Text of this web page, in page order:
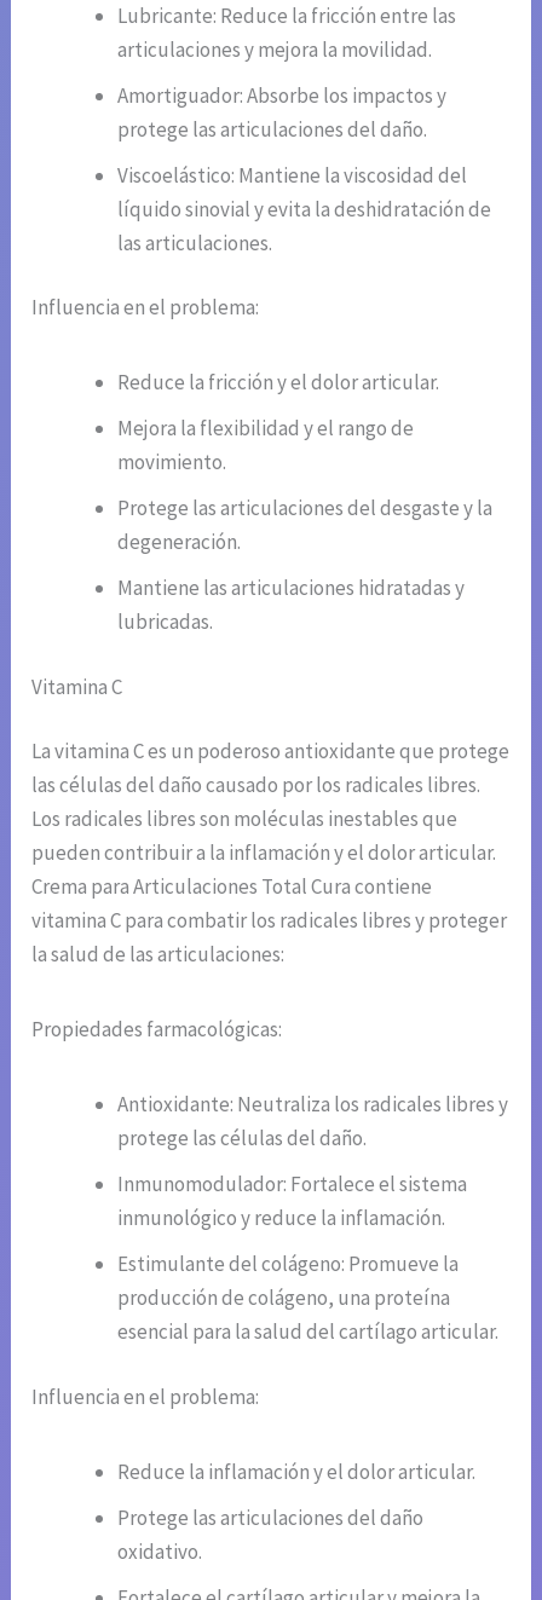
Lubricante: Reduce la fricción entre las
articulaciones y mejora la movilidad.
Amortiguador: Absorbe los impactos y
protege las articulaciones del daño.
Viscoelástico: Mantiene la viscosidad del
líquido sinovial y evita la deshidratación de
las articulaciones.
Influencia en el problema:
Reduce la fricción y el dolor articular.
Mejora la flexibilidad y el rango de
movimiento.
Protege las articulaciones del desgaste y la
degeneración.
Mantiene las articulaciones hidratadas y
lubricadas.
Vitamina C
La vitamina C es un poderoso antioxidante que protege
las células del daño causado por los radicales libres.
Los radicales libres son moléculas inestables que
pueden contribuir a la inflamación y el dolor articular.
Crema para Articulaciones Total Cura contiene
vitamina C para combatir los radicales libres y proteger
la salud de las articulaciones:
Propiedades farmacológicas:
Antioxidante: Neutraliza los radicales libres y
protege las células del daño.
Inmunomodulador: Fortalece el sistema
inmunológico y reduce la inflamación.
Estimulante del colágeno: Promueve la
producción de colágeno, una proteína
esencial para la salud del cartílago articular.
Influencia en el problema:
Reduce la inflamación y el dolor articular.
Protege las articulaciones del daño
oxidativo.